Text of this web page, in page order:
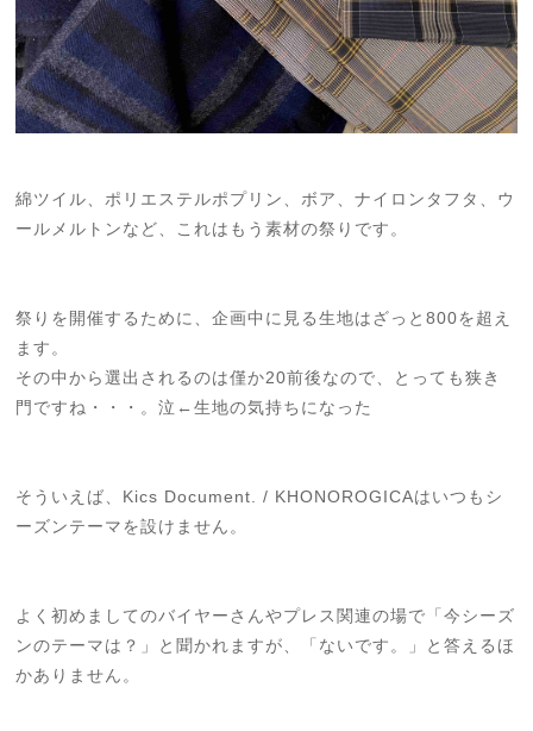
綿ツイル、ポリエステルポプリン、ボア、ナイロンタフタ、ウ
ールメルトンなど、これはもう素材の祭りです。
祭りを開催するために、企画中に見る生地はざっと800を超え
ます。
その中から選出されるのは僅か20前後なので、とっても狭き
門ですね・・・。泣←生地の気持ちになった
そういえば、Kics Document. / KHONOROGICAはいつもシ
ーズンテーマを設けません。
よく初めましてのバイヤーさんやプレス関連の場で「今シーズ
ンのテーマは？」と聞かれますが、「ないです。」と答えるほ
かありません。